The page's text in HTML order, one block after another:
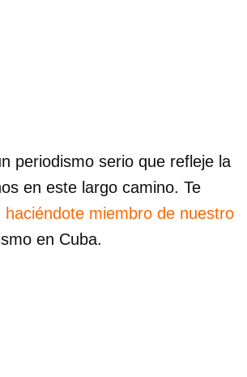
periodismo serio que refleje la
en este largo camino. Te
haciéndote miembro de nuestro
en Cuba.